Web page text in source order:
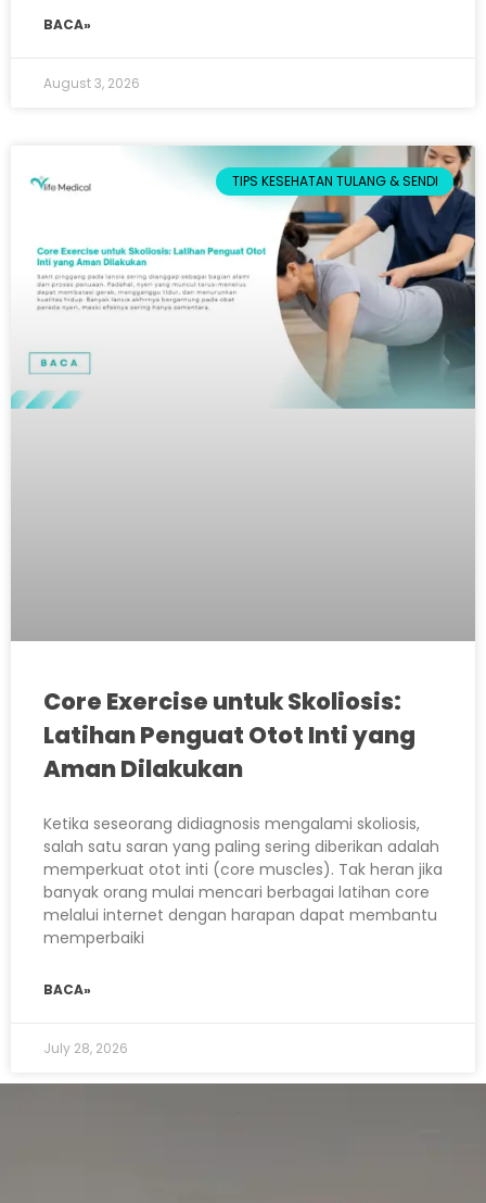
BACA»
August 3, 2026
TIPS KESEHATAN TULANG & SENDI
Core Exercise untuk Skoliosis:
Latihan Penguat Otot Inti yang
Aman Dilakukan
Ketika seseorang didiagnosis mengalami skoliosis,
salah satu saran yang paling sering diberikan adalah
memperkuat otot inti (core muscles). Tak heran jika
banyak orang mulai mencari berbagai latihan core
melalui internet dengan harapan dapat membantu
memperbaiki
BACA»
July 28, 2026